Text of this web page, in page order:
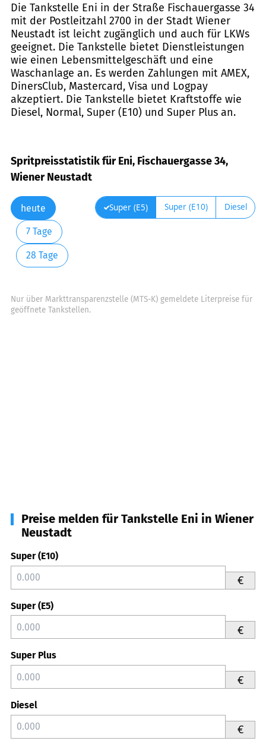
Die Tankstelle Eni in der Straße Fischauergasse 34
mit der Postleitzahl 2700 in der Stadt Wiener
Neustadt ist leicht zugänglich und auch für LKWs
geeignet. Die Tankstelle bietet Dienstleistungen
wie einen Lebensmittelgeschäft und eine
Waschanlage an. Es werden Zahlungen mit AMEX,
DinersClub, Mastercard, Visa und Logpay
akzeptiert. Die Tankstelle bietet Kraftstoffe wie
Diesel, Normal, Super (E10) und Super Plus an.
Spritpreisstatistik für Eni, Fischauergasse 34,
Wiener Neustadt
heute
7 Tage
28 Tage
Super (E5) Super (E10) Diesel
Nur über Markttransparenzstelle (MTS-K) gemeldete Literpreise für
geöffnete Tankstellen.
Preise melden für Tankstelle Eni in Wiener
Neustadt
Super (E10)
€
Super (E5)
€
Super Plus
€
Diesel
€